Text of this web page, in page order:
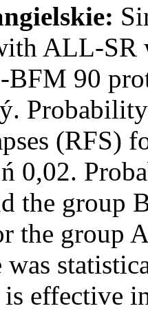
ALL-SR
90
(RFS)
0,02.
the group
the group
was
is effective